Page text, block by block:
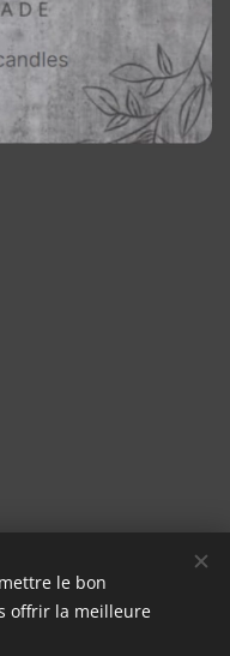
le bon
offrir la meilleure